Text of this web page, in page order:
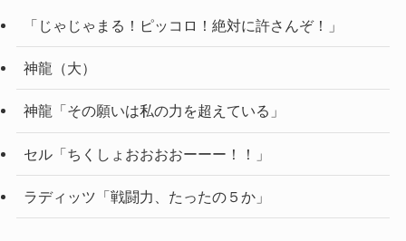
「じゃじゃまる！ピッコロ！絶対に許さんぞ！」
神龍（大）
神龍「その願いは私の力を超えている」
セル「ちくしょおおおおーーー！！」
ラディッツ「戦闘力、たったの５か」